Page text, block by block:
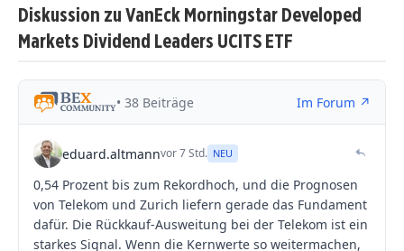
Diskussion zu VanEck Morningstar Developed
Markets Dividend Leaders UCITS ETF